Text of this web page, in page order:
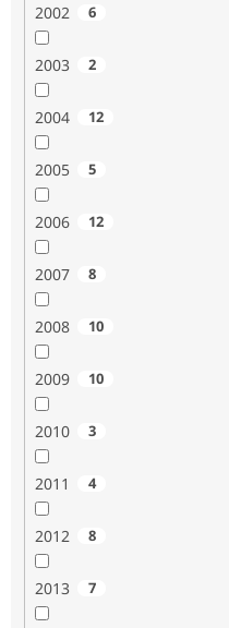
2002 6
2003 2
2004 12
2005 5
2006 12
2007 8
2008 10
2009 10
2010 3
2011 4
2012 8
2013 7